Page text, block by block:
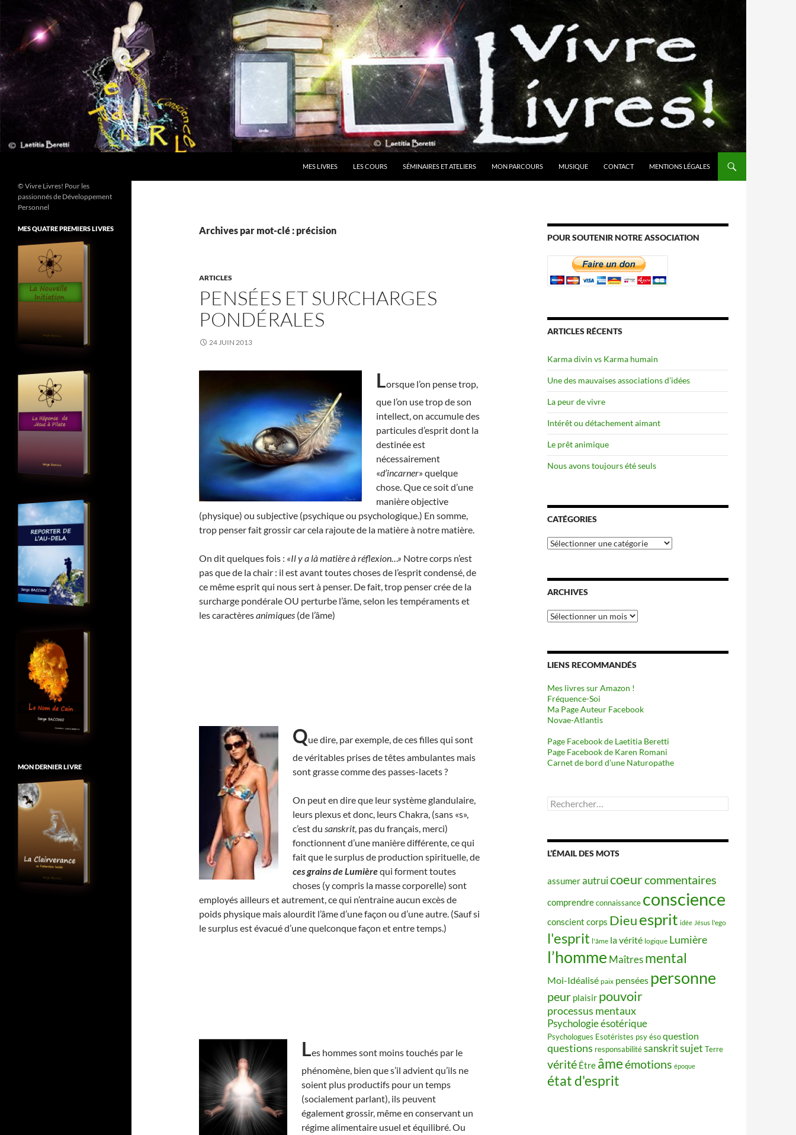
contenu
MES LIVRES LES COURS SÉMINAIRES ET ATELIERS MON PARCOURS MUSIQUE CONTACT MENTIONS LÉGALES
Archives par mot-clé : précision
ARTICLES
PENSÉES ET SURCHARGES
PONDÉRALES
24 JUIN 2013
Lorsque l’on pense trop,
que l’on use trop de son
intellect, on accumule des
particules d’esprit dont la
destinée est
nécessairement
«d’incarner» quelque
chose. Que ce soit d’une
manière objective
(physique) ou subjective (psychique ou psychologique.) En somme,
trop penser fait grossir car cela rajoute de la matière à notre matière.
On dit quelques fois : «Il y a là matière à réflexion…» Notre corps n’est
pas que de la chair : il est avant toutes choses de l’esprit condensé, de
ce même esprit qui nous sert à penser. De fait, trop penser crée de la
surcharge pondérale OU perturbe l’âme, selon les tempéraments et
les caractèresanimiques (de l’âme)
Que dire, par exemple, de ces filles qui sont
de véritables prises de têtes ambulantes mais
sont grasse comme des passes-lacets ?
On peut en dire que leur système glandulaire,
leurs plexus et donc, leurs Chakra, (sans «s»,
c’est du sanskrit, pas du français, merci)
fonctionnent d’une manière différente, ce qui
fait que le surplus de production spirituelle, de
ces grains de Lumièrequi forment toutes
choses (y compris la masse corporelle) sont
employés ailleurs et autrement, ce qui n’entraine aucun excès de
poids physique mais alourdit l’âme d’une façon ou d’une autre. (Sauf si
le surplus est évacué d’une quelconque façon et entre temps.)
Les hommes sont moins touchés par le
phénomène, bien que s’il advient qu’ils ne
soient plus productifs pour un temps
(socialement parlant), ils peuvent
également grossir, même en conservant un
régime alimentaire usuel et équilibré. Ou
POUR SOUTENIR NOTRE ASSOCIATION
ARTICLES RÉCENTS
Karma divin vs Karma humain
Une des mauvaises associations d’idées
La peur de vivre
Intérêt ou détachement aimant
Le prêt animique
Nous avons toujours été seuls
CATÉGORIES
Catégories
ARCHIVES
Archives
LIENS RECOMMANDÉS
Mes livres sur Amazon !
Fréquence-Soi
Ma Page Auteur Facebook
Novae-Atlantis
Page Facebook de Laetitia Beretti
Page Facebook de Karen Romani
Carnet de bord d’une Naturopathe
Rechercher :
L’ÉMAIL DES MOTS
assumerautruicoeurcommentaires
comprendreconnaissance conscience
conscient corps Dieuesprit idée Jésus l'ego
l'esprit l'âme la vérité logique Lumière
l’homme Maîtres mental
Moi-Idéalisé paix pensées personne
peur plaisir pouvoir
processus mentaux
Psychologie ésotérique
Psychologues Esotéristes psy ésoquestion
questions responsabilitésanskritsujet Terre
vérité Être âmeémotions époque
état d'esprit
© Vivre Livres! Pour les
passionnés de Développement
Personnel
MES QUATRE PREMIERS LIVRES
MON DERNIER LIVRE